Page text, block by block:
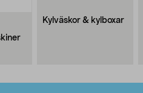
Kylväskor & kylboxar